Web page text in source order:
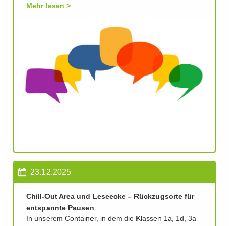
Mehr lesen
23.12.2025
Chill-Out Area und Leseecke – Rückzugsorte für
entspannte Pausen
In unserem Container, in dem die Klassen 1a, 1d, 3a